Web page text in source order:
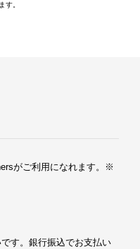
す。
がご利用になれます。※
す。銀行振込でお支払い